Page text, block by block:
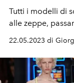
Tutti i modelli di
alle zeppe,
22.05.2023 di